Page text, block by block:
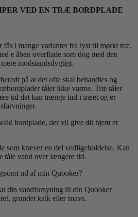
VED EN TRÆ BORDPLADE
fås i mange varianter fra lyst til mørkt træ.
e åben overflade som dog med den
modstandsdygtigt.
på at det ofte skal behandles og
tåler ikke varme. Træ tåler
tid det kan trænge ind i træet og er
bordplade, der vil give dit hjem et
som kræver en del vedligeholdelse, Kan
tåle vand over længere tid.
ud af min Quooker?
din vandforsyning til din Quooker
grundet kalk eller snavs.